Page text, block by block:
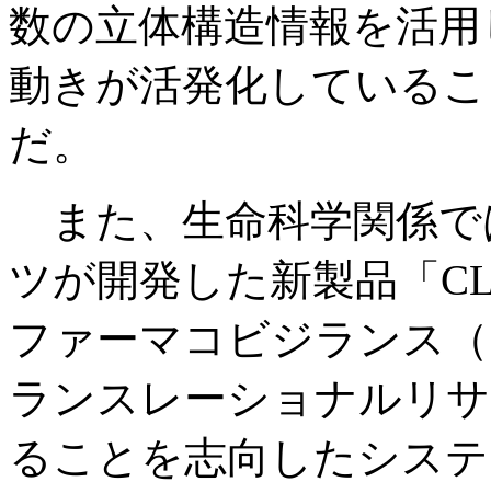
数の立体構造情報を活
動きが活発化している
だ。
また、生命科学関係
ツが開発した新製品「
ファーマコビジランス
ランスレーショナルリ
ることを志向したシス